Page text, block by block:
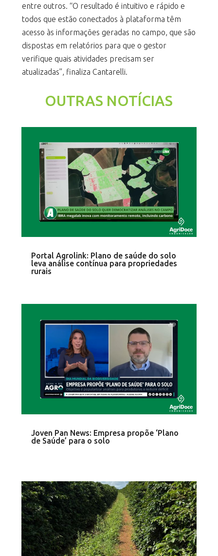
entre outros. “O resultado é intuitivo e rápido e
todos que estão conectados à plataforma têm
acesso às informações geradas no campo, que são
dispostas em relatórios para que o gestor
verifique quais atividades precisam ser
atualizadas”, finaliza Cantarelli.
OUTRAS NOTÍCIAS
Portal Agrolink: Plano de saúde do solo
leva análise contínua para propriedades
rurais
Joven Pan News: Empresa propõe ‘Plano
de Saúde’ para o solo